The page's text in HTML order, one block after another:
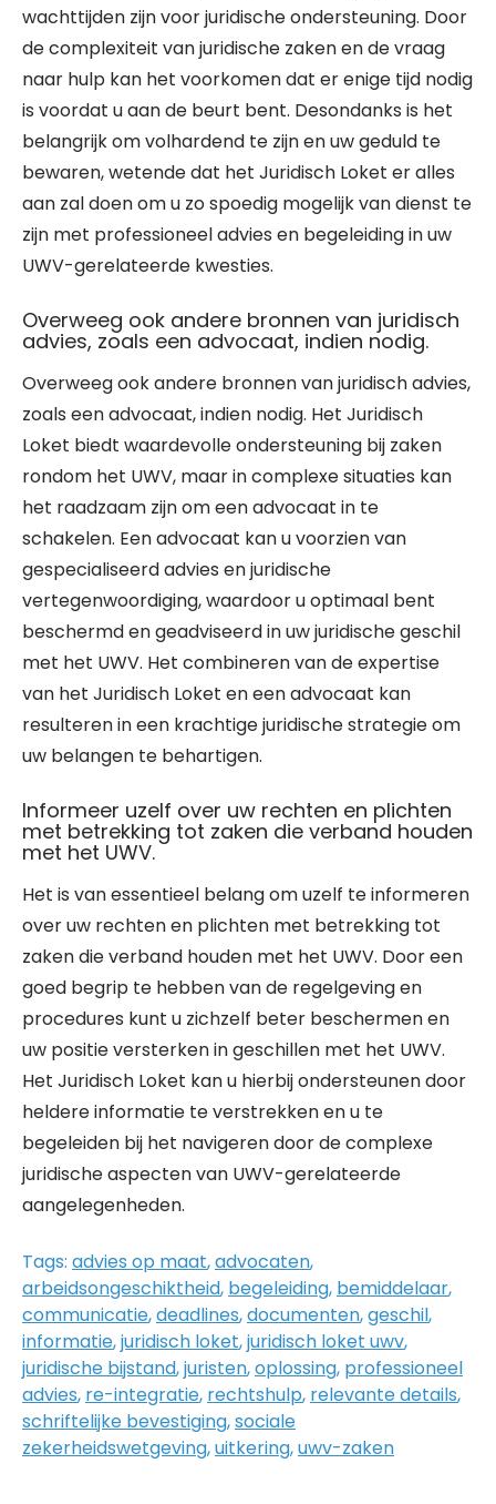
wachttijden zijn voor juridische ondersteuning. Door
de complexiteit van juridische zaken en de vraag
naar hulp kan het voorkomen dat er enige tijd nodig
is voordat u aan de beurt bent. Desondanks is het
belangrijk om volhardend te zijn en uw geduld te
bewaren, wetende dat het Juridisch Loket er alles
aan zal doen om u zo spoedig mogelijk van dienst te
zijn met professioneel advies en begeleiding in uw
UWV-gerelateerde kwesties.
Overweeg ook andere bronnen van juridisch
advies, zoals een advocaat, indien nodig.
Overweeg ook andere bronnen van juridisch advies,
zoals een advocaat, indien nodig. Het Juridisch
Loket biedt waardevolle ondersteuning bij zaken
rondom het UWV, maar in complexe situaties kan
het raadzaam zijn om een advocaat in te
schakelen. Een advocaat kan u voorzien van
gespecialiseerd advies en juridische
vertegenwoordiging, waardoor u optimaal bent
beschermd en geadviseerd in uw juridische geschil
met het UWV. Het combineren van de expertise
van het Juridisch Loket en een advocaat kan
resulteren in een krachtige juridische strategie om
uw belangen te behartigen.
Informeer uzelf over uw rechten en plichten
met betrekking tot zaken die verband houden
met het UWV.
Het is van essentieel belang om uzelf te informeren
over uw rechten en plichten met betrekking tot
zaken die verband houden met het UWV. Door een
goed begrip te hebben van de regelgeving en
procedures kunt u zichzelf beter beschermen en
uw positie versterken in geschillen met het UWV.
Het Juridisch Loket kan u hierbij ondersteunen door
heldere informatie te verstrekken en u te
begeleiden bij het navigeren door de complexe
juridische aspecten van UWV-gerelateerde
aangelegenheden.
Tags: advies op maat,advocaten,
arbeidsongeschiktheid, begeleiding, bemiddelaar,
communicatie,deadlines,documenten,geschil,
informatie,juridisch loket,juridisch loket uwv,
juridische bijstand,juristen,oplossing, professioneel
advies, re-integratie, rechtshulp, relevante details,
schriftelijke bevestiging,sociale
zekerheidswetgeving,uitkering,uwv-zaken